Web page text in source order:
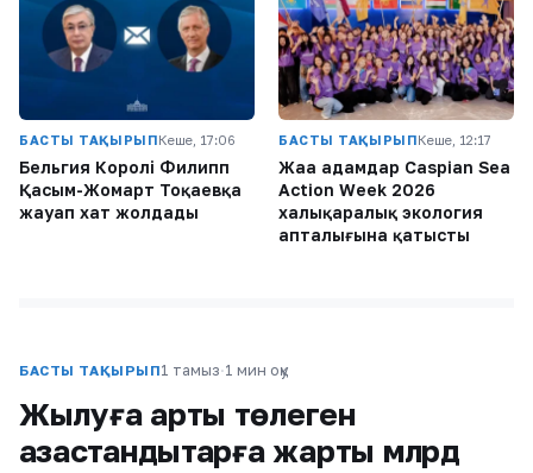
БАСТЫ ТАҚЫРЫПКеше, 17:06
Бельгия Королі Филипп
Қасым-Жомарт Тоқаевқа
жауап хат жолдады
БАСТЫ ТАҚЫРЫПКеше, 12:17
Жаңа адамдар Caspian Sea
Action Week 2026
халықаралық экология
апталығына қатысты
БАСТЫ ТАҚЫРЫП1 тамыз·1 мин оқу
Жылуға артық төлеген
қазақстандықтарға жарты млрд